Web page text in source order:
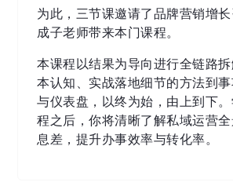
为此，三节课邀请了品牌营销增
成子老师带来本门课程。
本课程以结果为导向进行全链路
本认知、实战落地细节的方法到
与仪表盘，以终为始，由上到下
程之后，你将清晰了解私域运营
息差，提升办事效率与转化率。